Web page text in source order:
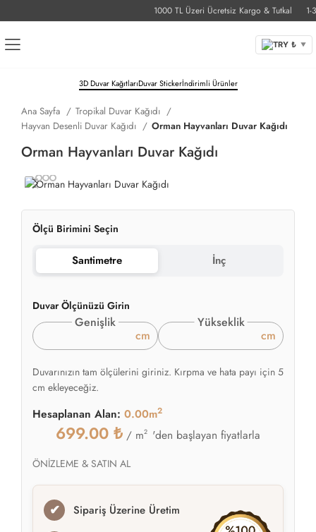
1000 TL Üzeri Ücretsiz Kargo & Tutkal 1-3
TRY ₺ ▼
3D Duvar KağıtlarıDuvar Stickerİndirimli Ürünler
Ana Sayfa
Tropikal Duvar Kağıdı
Hayvan Desenli Duvar Kağıdı
Orman Hayvanları Duvar Kağıdı
Orman Hayvanları Duvar Kağıdı
Ölçü Birimini Seçin
Santimetre İnç
Duvar Ölçünüzü Girin
Genişlik
cm
Yükseklik
cm
Duvarınızın tam ölçülerini giriniz. Kırpma ve hata payı için 5
cm ekleyeceğiz.
Hesaplanan Alan: 0.00m2
699.00 ₺ / m2 'den başlayan fiyatlarla
ÖNİZLEME & SATIN AL
✔ Sipariş Üzerine Üretim